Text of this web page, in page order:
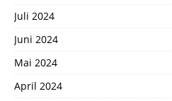
Juli 2024
Juni 2024
Mai 2024
April 2024